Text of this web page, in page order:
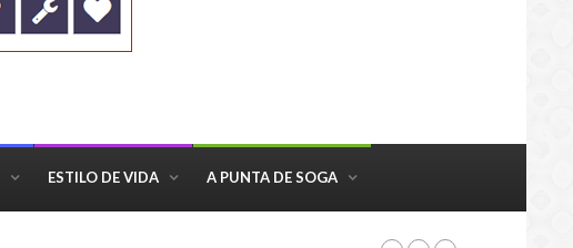
ESTILO DE VIDA A PUNTA DE SOGA